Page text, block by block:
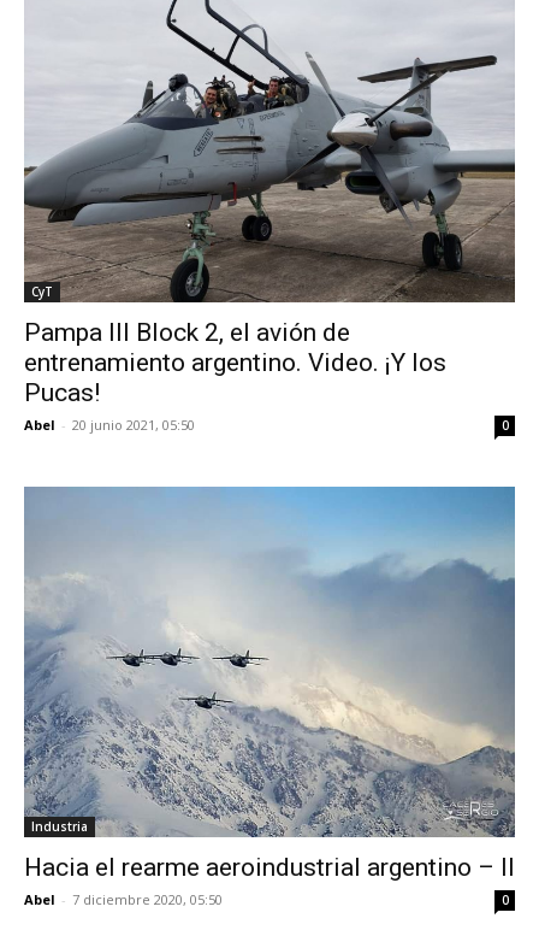
CyT
Pampa III Block 2, el avión de
entrenamiento argentino. Video. ¡Y los
Pucas!
Abel - 20 junio 2021, 05:50 0
Industria
Hacia el rearme aeroindustrial argentino – II
Abel - 7 diciembre 2020, 05:50 0